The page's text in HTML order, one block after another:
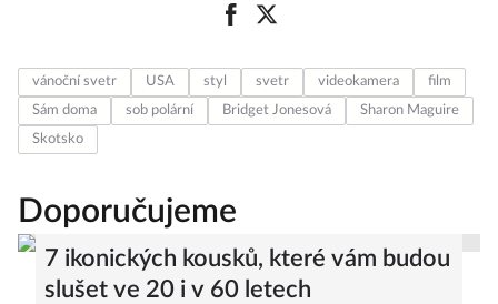
vánoční svetr USA styl svetr videokamera
film
Sám doma
sob polární Bridget Jonesová
Sharon Maguire
Skotsko
Doporučujeme
7 ikonických kousků, které vám budou
slušet ve 20 i v 60 letech